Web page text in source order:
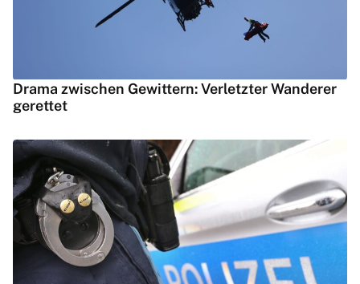
Drama zwischen Gewittern: Verletzter Wanderer
gerettet